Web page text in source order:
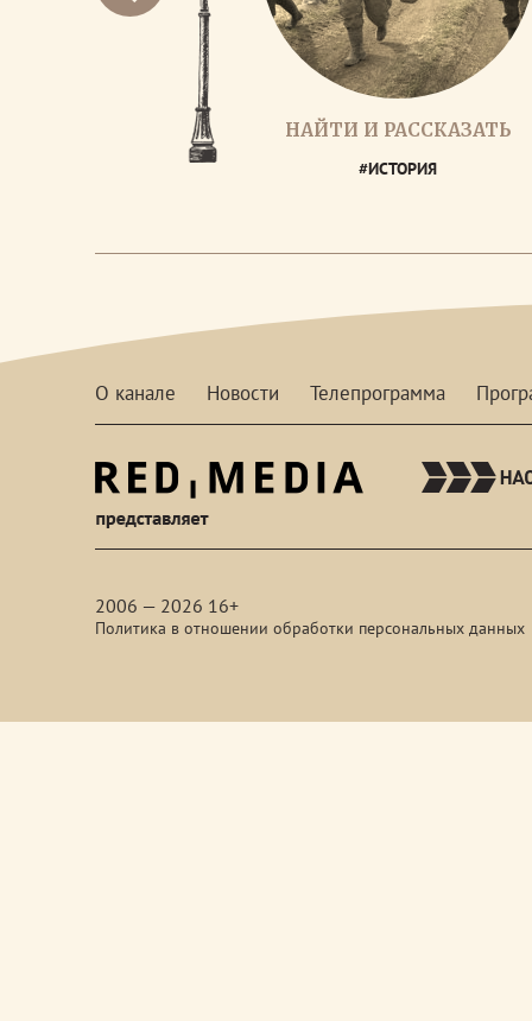
НАЙТИ И РАССКАЗАТЬ
#ИСТОРИЯ
О канале Новости Телепрограмма
2006 — 2026 16+
Политика в отношении обработки персональных данных